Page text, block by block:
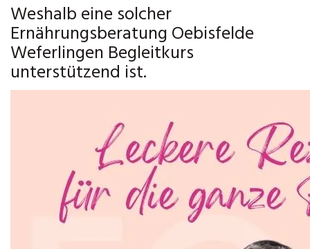
Weshalb eine solcher
Ernährungsberatung Oebisfelde
Weferlingen Begleitkurs
unterstützend ist.